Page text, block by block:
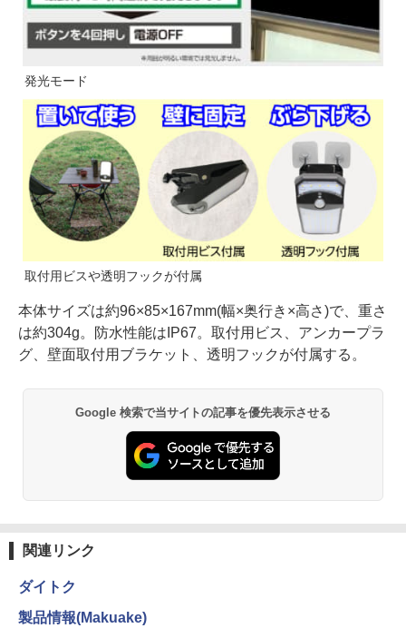
発光モード
取付用ビスや透明フックが付属
本体サイズは約96×85×167mm(幅×奥行き×高さ)で、重さ
は約304g。防水性能はIP67。取付用ビス、アンカープラ
グ、壁面取付用ブラケット、透明フックが付属する。
Google 検索で当サイトの記事を優先表示させる
関連リンク
ダイトク
製品情報(Makuake)